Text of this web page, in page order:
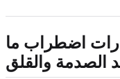
اضطراب ما
الصدمة والقلق